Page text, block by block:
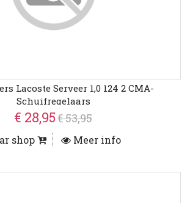
Lacoste Serveer 1,0 124 2 CMA-
Schuifregelaars
€ 28,95€ 53,95
shop Meer info